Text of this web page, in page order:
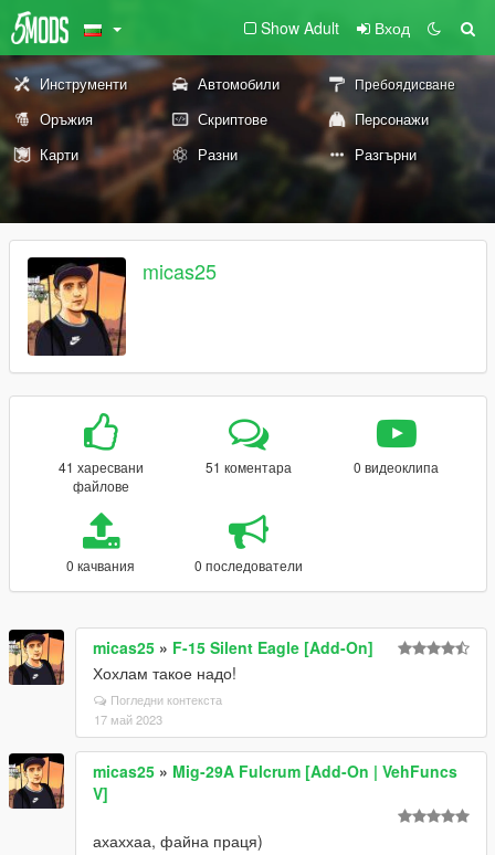
Show Adult Вход
Инструменти Автомобили Пребоядисване
Оръжия Скриптове
Персонажи
Карти
Разни Разгърни
micas25
41 харесвани
файлове
51 коментара 0 видеоклипа
0 качвания 0 последователи
micas25 » F-15 Silent Eagle [Add-On]
Хохлам такое надо!
Погледни контекста
17 май 2023
micas25 » Mig-29A Fulcrum [Add-On | VehFuncs
V]
ахаххаа, файна праця)